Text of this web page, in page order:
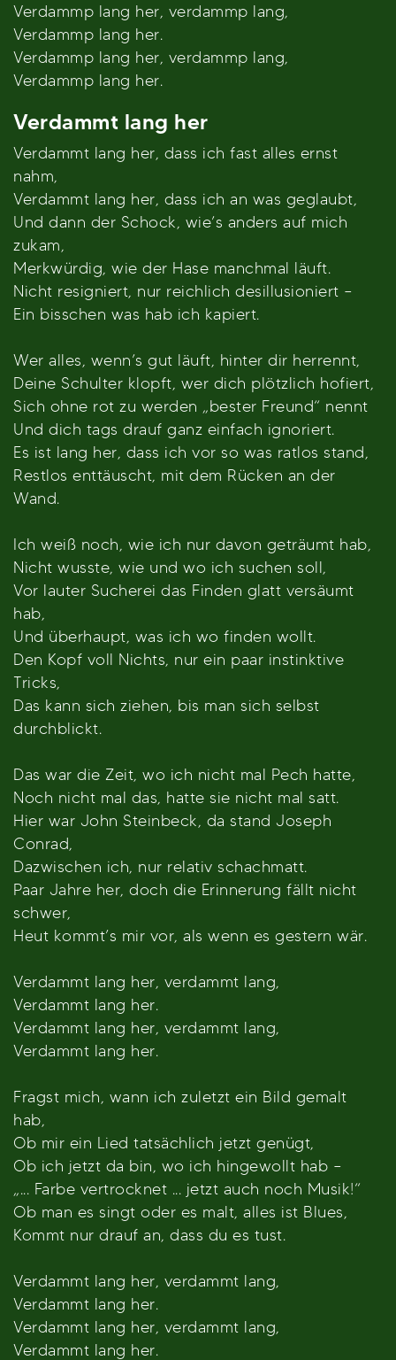
Verdammp lang her, verdammp lang,
Verdammp lang her.
Verdammp lang her, verdammp lang,
Verdammp lang her.
Verdammt lang her
Verdammt lang her, dass ich fast alles ernst
nahm,
Verdammt lang her, dass ich an was geglaubt,
Und dann der Schock, wie’s anders auf mich
zukam,
Merkwürdig, wie der Hase manchmal läuft.
Nicht resigniert, nur reichlich desillusioniert –
Ein bisschen was hab ich kapiert.
Wer alles, wenn’s gut läuft, hinter dir herrennt,
Deine Schulter klopft, wer dich plötzlich hofiert,
Sich ohne rot zu werden „bester Freund“ nennt
Und dich tags drauf ganz einfach ignoriert.
Es ist lang her, dass ich vor so was ratlos stand,
Restlos enttäuscht, mit dem Rücken an der
Wand.
Ich weiß noch, wie ich nur davon geträumt hab,
Nicht wusste, wie und wo ich suchen soll,
Vor lauter Sucherei das Finden glatt versäumt
hab,
Und überhaupt, was ich wo finden wollt.
Den Kopf voll Nichts, nur ein paar instinktive
Tricks,
Das kann sich ziehen, bis man sich selbst
durchblickt.
Das war die Zeit, wo ich nicht mal Pech hatte,
Noch nicht mal das, hatte sie nicht mal satt.
Hier war John Steinbeck, da stand Joseph
Conrad,
Dazwischen ich, nur relativ schachmatt.
Paar Jahre her, doch die Erinnerung fällt nicht
schwer,
Heut kommt’s mir vor, als wenn es gestern wär.
Verdammt lang her, verdammt lang,
Verdammt lang her.
Verdammt lang her, verdammt lang,
Verdammt lang her.
Fragst mich, wann ich zuletzt ein Bild gemalt
hab,
Ob mir ein Lied tatsächlich jetzt genügt,
Ob ich jetzt da bin, wo ich hingewollt hab –
„... Farbe vertrocknet ... jetzt auch noch Musik!“
Ob man es singt oder es malt, alles ist Blues,
Kommt nur drauf an, dass du es tust.
Verdammt lang her, verdammt lang,
Verdammt lang her.
Verdammt lang her, verdammt lang,
Verdammt lang her.